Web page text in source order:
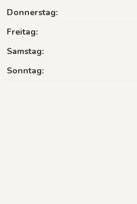
Donnerstag:
Freitag:
Samstag:
Sonntag: